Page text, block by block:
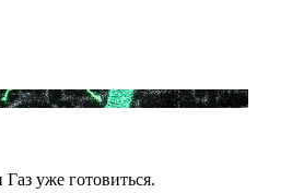
уже готовиться.